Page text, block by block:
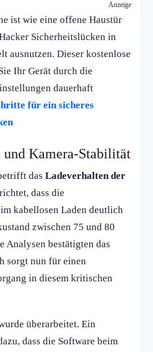
Anzeige
ist wie eine offene Haustür
Sicherheitslücken in
ausnutzen. Dieser kostenlose
Ihr Gerät durch die
dauerhaft
für ein sicheres
und Kamera-Stabilität
das Ladeverhalten der
dass die
kabellosen Laden deutlich
zwischen 75 und 80
Analysen bestätigten das
sorgt nun für einen
in diesem kritischen
überarbeitet. Ein
dass die Software beim